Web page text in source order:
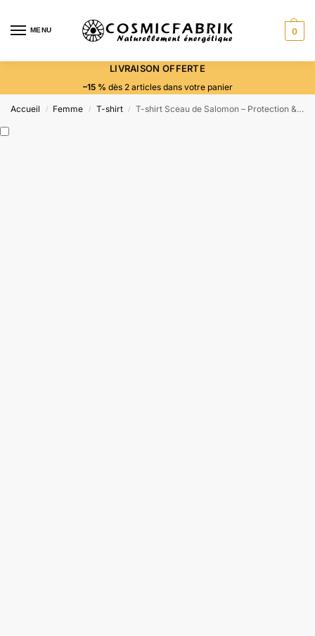
MENU 0
LIVRAISON OFFERTE
–15 % dès 2 articles dans votre panier
Accueil / Femme / T-shirt / T-shirt Sceau de Salomon – Protection & Union divine